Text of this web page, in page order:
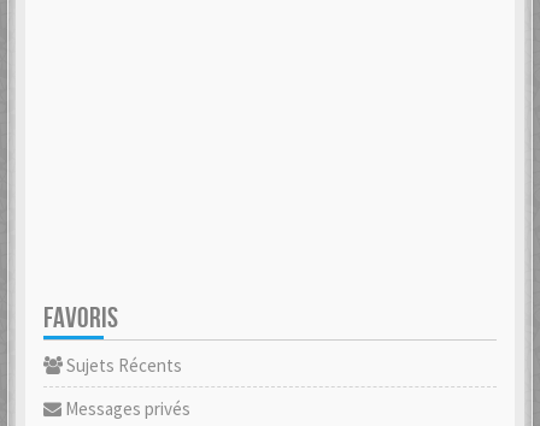
FAVORIS
Sujets Récents
Messages privés